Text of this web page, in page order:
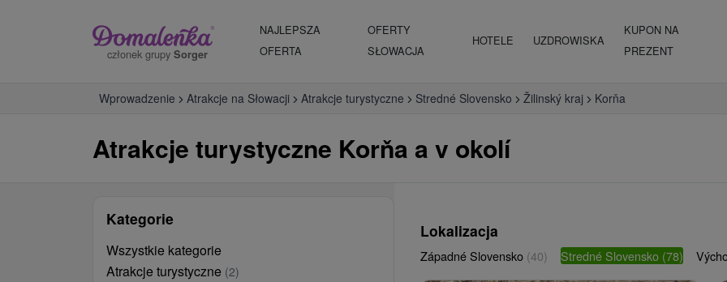
członek grupy Sorger
NAJLEPSZA
OFERTA
OFERTY
SŁOWACJA
HOTELE UZDROWISKA
KUPON NA
PREZENT
Wprowadzenie Atrakcje na Słowacji Atrakcje turystyczne Stredné Slovensko Žilinský kraj Korňa
Atrakcje turystyczne Korňa a v okolí
Kategorie
Wszystkie kategorie
Atrakcje turystyczne (2)
Lokalizacja
Západné Slovensko (40) Stredné Slovensko (78)